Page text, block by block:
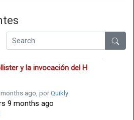
y la invocación del H
months ago, porQuikly
9 months ago